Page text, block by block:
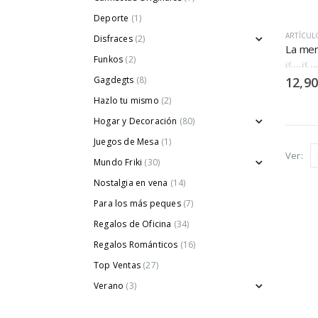
0out
12,90
Ver:
Deporte (1)
Disfraces (2)
Funkos (2)
Gagdegts (8)
Hazlo tu mismo (2)
Hogar y Decoración (80)
Juegos de Mesa (1)
Mundo Friki (30)
Nostalgia en vena (14)
Para los más peques (7)
Regalos de Oficina (34)
Regalos Románticos (16)
Top Ventas (27)
Verano (3)